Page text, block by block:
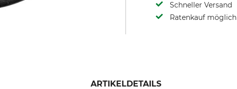
Schneller Versand
Ratenkauf möglich
ARTIKELDETAILS